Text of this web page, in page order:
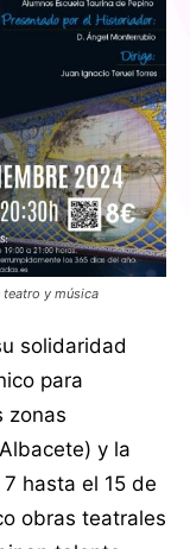
teatro y música
solidaridad
para
zonas
y la
hasta el 15 de
obras teatrales